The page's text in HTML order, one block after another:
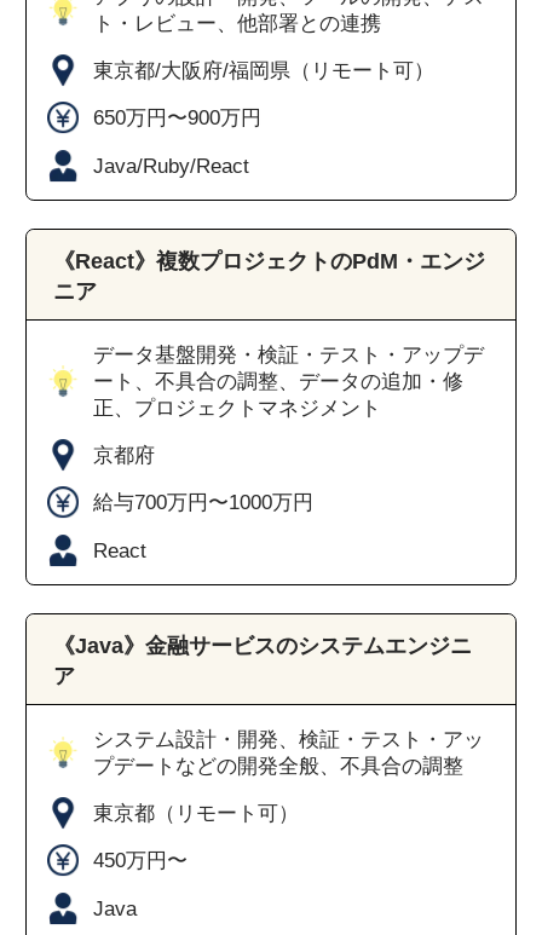
ト・レビュー、他部署との連携
東京都/大阪府/福岡県（リモート可）
650万円〜900万円
Java/Ruby/React
《React》複数プロジェクトのPdM・エンジ
ニア
データ基盤開発・検証・テスト・アップデ
ート、不具合の調整、データの追加・修
正、プロジェクトマネジメント
京都府
給与700万円〜1000万円
React
《Java》金融サービスのシステムエンジニ
ア
システム設計・開発、検証・テスト・アッ
プデートなどの開発全般、不具合の調整
東京都（リモート可）
450万円〜
Java